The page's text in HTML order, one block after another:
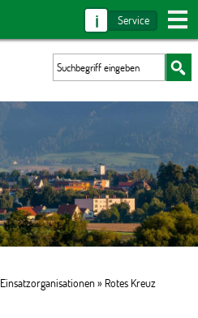
i Service
Einsatzorganisationen» Rotes Kreuz